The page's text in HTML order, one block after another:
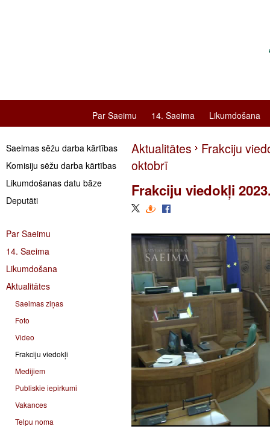
Par Saeimu 14. Saeima Likumdošana
Saeimas sēžu darba kārtības
Komisiju sēžu darba kārtības
Likumdošanas datu bāze
Deputāti
Par Saeimu
14. Saeima
Likumdošana
Aktualitātes
Saeimas ziņas
Foto
Video
Frakciju viedokļi
Medijiem
Publiskie iepirkumi
Vakances
Telpu noma
Aktualitātes
Frakciju
oktobrī
Frakciju viedokļi